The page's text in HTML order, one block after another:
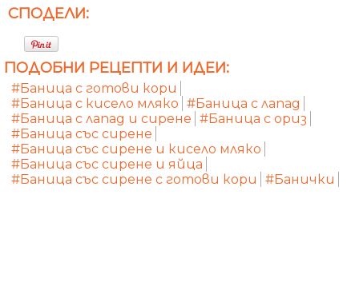
СПОДЕЛИ:
ПОДОБНИ РЕЦЕПТИ И ИДЕИ:
#Баница с готови кори
#Баница с кисело мляко #Баница с лапад
#Баница с лапад и сирене #Баница с ориз
#Баница със сирене
#Баница със сирене и кисело мляко
#Баница със сирене и яйца
#Баница със сирене с готови кори
#Банички